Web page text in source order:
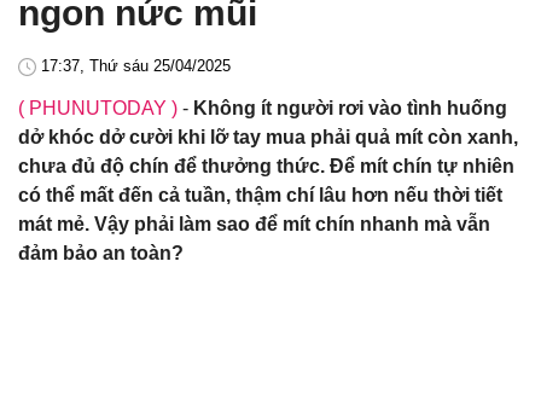
ngon nức mũi
17:37, Thứ sáu 25/04/2025
( PHUNUTODAY ) - Không ít người rơi vào tình huống
dở khóc dở cười khi lỡ tay mua phải quả mít còn xanh,
chưa đủ độ chín để thưởng thức. Để mít chín tự nhiên
có thể mất đến cả tuần, thậm chí lâu hơn nếu thời tiết
mát mẻ. Vậy phải làm sao để mít chín nhanh mà vẫn
đảm bảo an toàn?